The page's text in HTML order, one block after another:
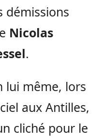
démissions
Nicolas
.
lui même, lors
aux Antilles,
cliché pour le